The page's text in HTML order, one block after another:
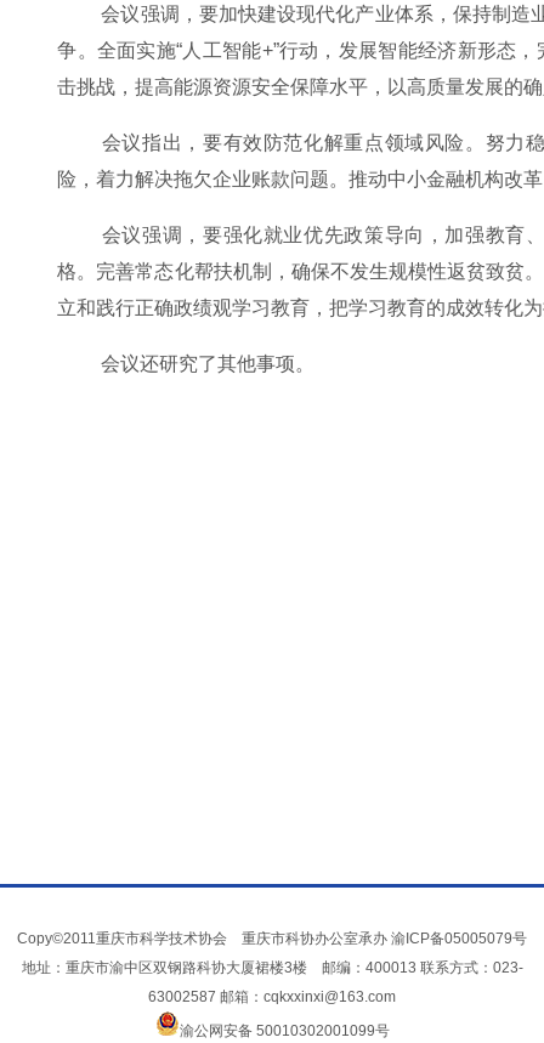
会议强调，要加快建设现代化产业体系，保持制造
争。全面实施“人工智能+”行动，发展智能经济新形态
击挑战，提高能源资源安全保障水平，以高质量发展的
会议指出，要有效防范化解重点领域风险。努力
险，着力解决拖欠企业账款问题。推动中小金融机构改
会议强调，要强化就业优先政策导向，加强教育
格。完善常态化帮扶机制，确保不发生规模性返贫致贫
立和践行正确政绩观学习教育，把学习教育的成效转化
会议还研究了其他事项。
Copy©2011重庆市科学技术协会 重庆市科协办公室承办 渝ICP备05005079号
地址：重庆市渝中区双钢路科协大厦裙楼3楼 邮编：400013 联系方式：023-
63002587 邮箱：cqkxxinxi@163.com
渝公网安备 50010302001099号